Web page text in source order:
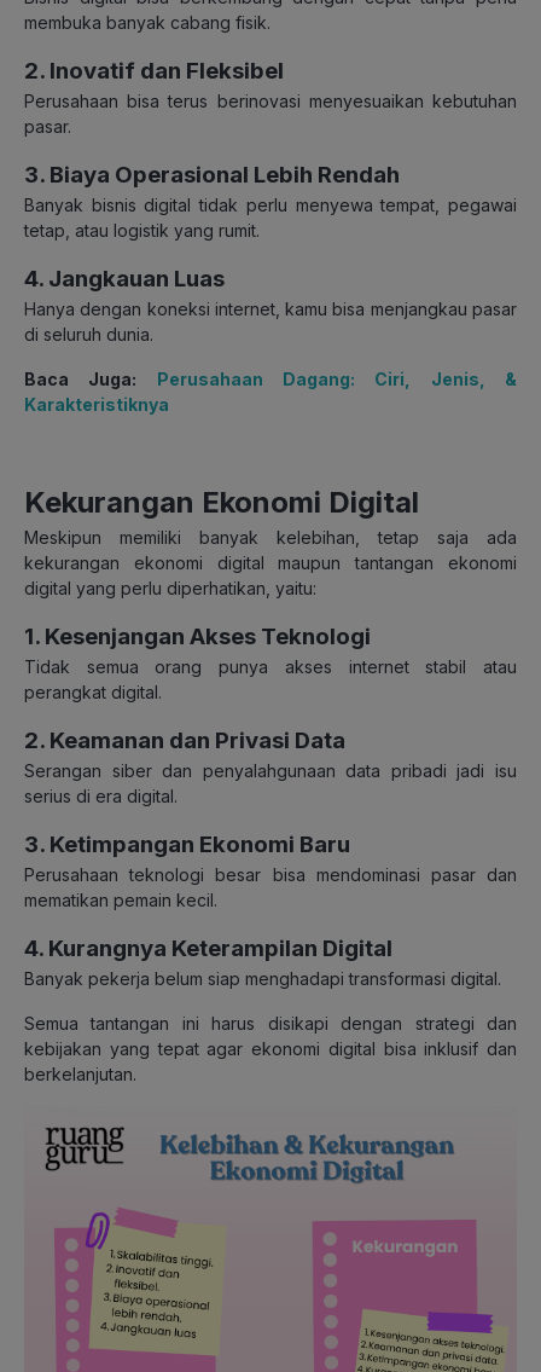
membuka banyak cabang fisik.
2. Inovatif dan Fleksibel
Perusahaan bisa terus berinovasi menyesuaikan kebutuhan
pasar.
3. Biaya Operasional Lebih Rendah
Banyak bisnis digital tidak perlu menyewa tempat, pegawai
tetap, atau logistik yang rumit.
4. Jangkauan Luas
Hanya dengan koneksi internet, kamu bisa menjangkau pasar
di seluruh dunia.
Baca Juga: Perusahaan Dagang: Ciri, Jenis, &
Karakteristiknya
Kekurangan Ekonomi Digital
Meskipun memiliki banyak kelebihan, tetap saja ada
kekurangan ekonomi digital maupun tantangan ekonomi
digital yang perlu diperhatikan, yaitu:
1. Kesenjangan Akses Teknologi
Tidak semua orang punya akses internet stabil atau
perangkat digital.
2. Keamanan dan Privasi Data
Serangan siber dan penyalahgunaan data pribadi jadi isu
serius di era digital.
3. Ketimpangan Ekonomi Baru
Perusahaan teknologi besar bisa mendominasi pasar dan
mematikan pemain kecil.
4. Kurangnya Keterampilan Digital
Banyak pekerja belum siap menghadapi transformasi digital.
Semua tantangan ini harus disikapi dengan strategi dan
kebijakan yang tepat agar ekonomi digital bisa inklusif dan
berkelanjutan.